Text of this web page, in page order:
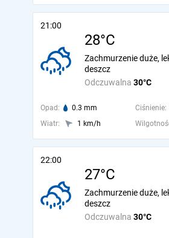
21:00
28°C
Odczuwalna 30°C
Zachmurzenie duże,
deszcz
Opad: 0.3 mm Ciśnienie:
Wiatr:
1 km/h
22:00
27°C
Odczuwalna 30°C
Zachmurzenie duże,
deszcz